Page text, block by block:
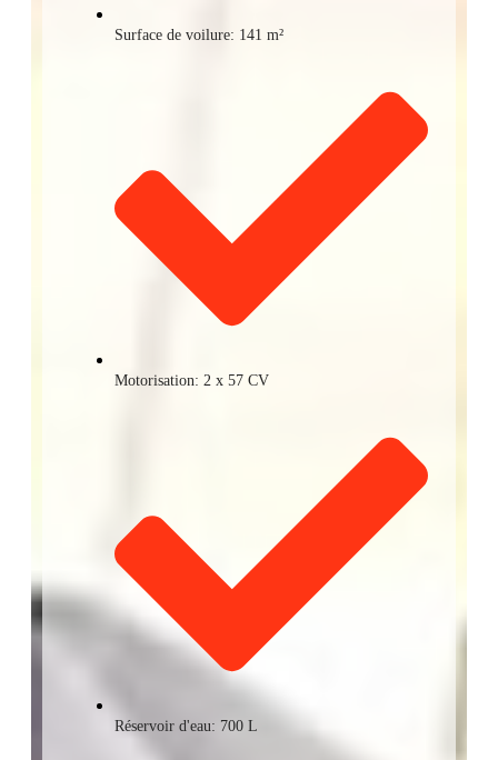
Surface de voilure: 141 m²
Motorisation: 2 x 57 CV
Réservoir d'eau: 700 L